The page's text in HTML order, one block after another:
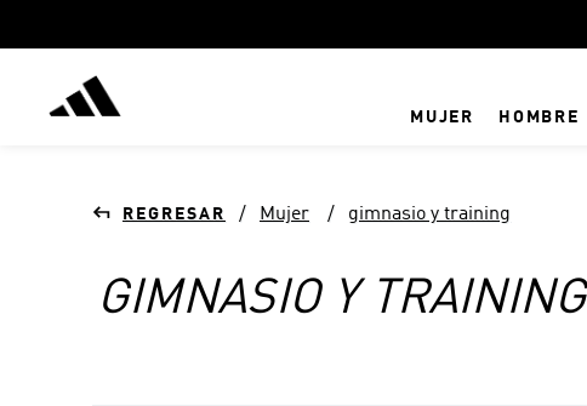
MUJER HOMBRE
Mujer gimnasio y training
GIMNASIO Y TRAINING